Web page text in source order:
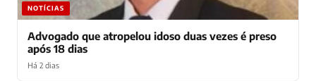
NOTÍCIAS
Advogado que atropelou idoso duas vezes é preso
após 18 dias
Há 2 dias